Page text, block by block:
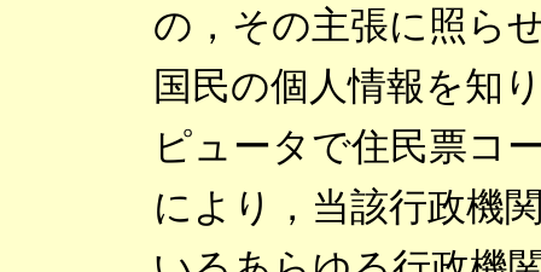
の，その主張に照ら
国民の個人情報を知
ピュータで住民票コ
により，当該行政機